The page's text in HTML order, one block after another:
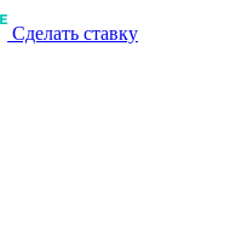
Сделать ставку